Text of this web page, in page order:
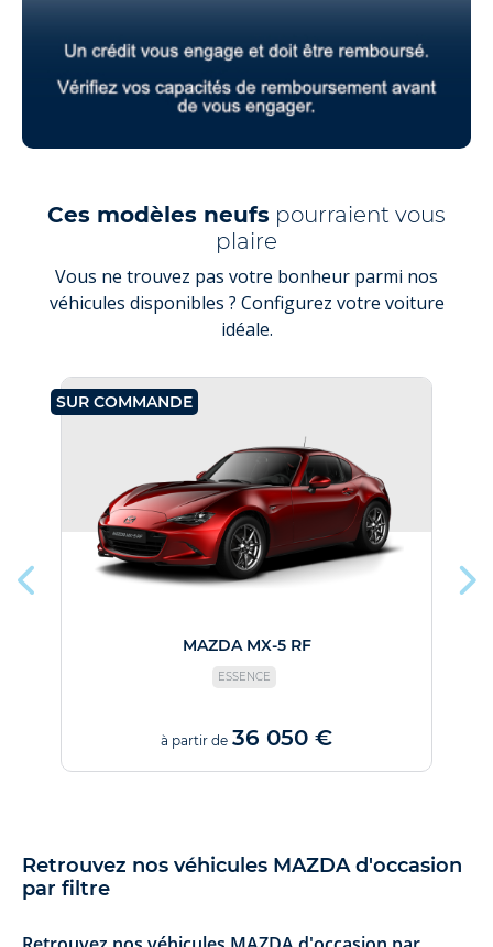
Ces modèles neufs pourraient vous
plaire
Vous ne trouvez pas votre bonheur parmi nos
véhicules disponibles ? Configurez votre voiture
idéale.
SUR COMMANDE
MAZDA MX-5 RF
ESSENCE
à partir de 36 050 €
Retrouvez nos véhicules MAZDA d'occasion
par filtre